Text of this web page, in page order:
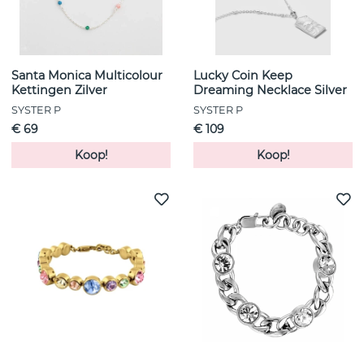
Santa Monica Multicolour
Kettingen Zilver
SYSTER P
€ 69
Koop!
Lucky Coin Keep
Dreaming Necklace Silver
SYSTER P
€ 109
Koop!